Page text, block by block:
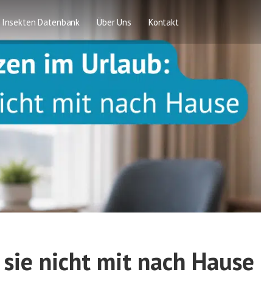
Insekten Datenbank Über Uns Kontakt
nicht mit nach Hause